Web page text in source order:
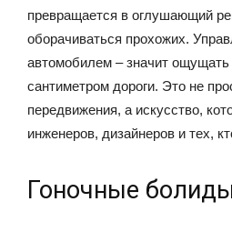
превращается в оглушающий
оборачиваться прохожих.
автомобилем – значит
сантиметром дороги. Это не
передвижения, а искусство,
инженеров, дизайнеров и тех,
Гоночные